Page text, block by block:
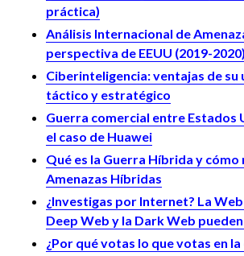
práctica)
Análisis Internacional de
perspectiva de EEUU (2019-2020)
Ciberinteligencia: ventajas de su
táctico y estratégico
Guerra comercial entre Estados
el caso de Huawei
Qué es la Guerra Híbrida y cómo
Amenazas Híbridas
¿Investigas por Internet? La
Deep Web y la Dark Web
¿Por qué votas lo que votas en la